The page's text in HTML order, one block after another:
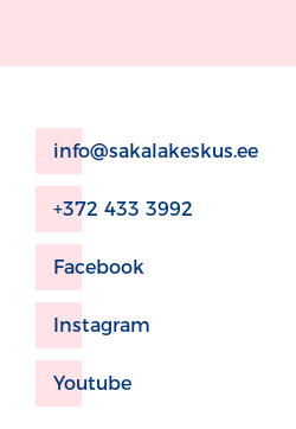
info@sakalakeskus.ee
+372 433 3992
Facebook
Instagram
Youtube